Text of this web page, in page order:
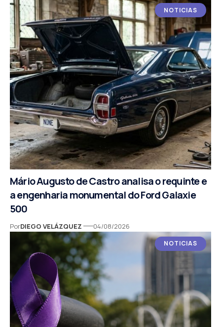
NOTICIAS
Mário Augusto de Castro analisa o requinte e
a engenharia monumental do Ford Galaxie
500
PorDIEGO VELÁZQUEZ 04/08/2026
NOTICIAS